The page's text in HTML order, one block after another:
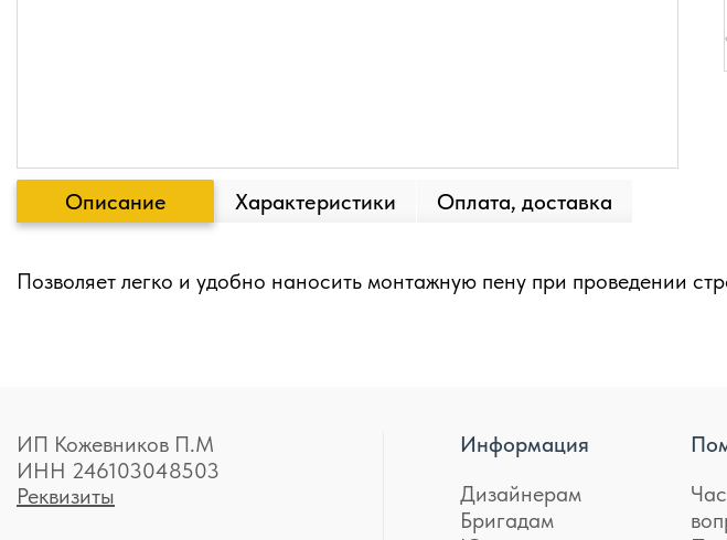
Описание Характеристики Оплата, доставка
Позволяет легко и удобно наносить монтажную пену при проведении
ИП Кожевников П.М
ИНН 246103048503
Реквизиты
Информация
Дизайнерам
Бригадам